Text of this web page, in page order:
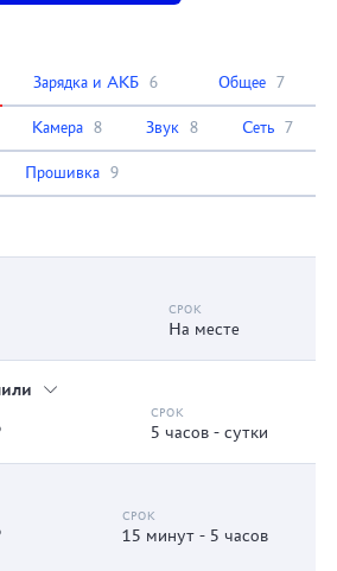
Зарядка и АКБ 6 Общее 7
Камера 8 Звук 8 Сеть 7
Прошивка 9
На месте
5 часов - сутки
15 минут - 5 часов